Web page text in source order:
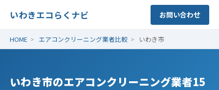
いわきエコらくナビ お問い合わせ
HOME > エアコンクリーニング業者比較 > いわき市
いわき市のエアコンクリーニング業者15